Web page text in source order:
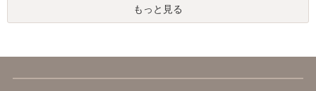
もっと見る